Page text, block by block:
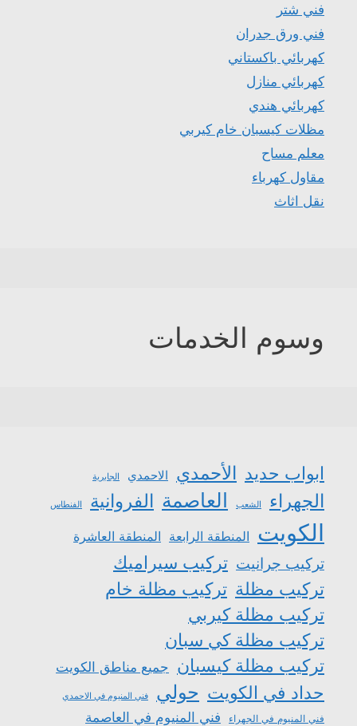
فني شتر
فني ورق جدران
كهربائي باكستاني
كهربائي منازل
كهربائي هندي
مظلات كيسبان خام كيربي
معلم مساح
مقاول كهرباء
نقل اثاث
وسوم الخدمات
ابواب حديد الأحمدي الاحمدي الجابرية
الجهراء الشعب العاصمة الفروانية الفنطاس
الكويت المنطقة الرابعة المنطقة العاشرة
تركيب جرانيت تركيب سيراميك
تركيب مظلة تركيب مظلة خام
تركيب مظلة كيربي
تركيب مظلة كي سبان
تركيب مظلة كيسبان جميع مناطق الكويت
حداد في الكويت حولي فني المنيوم في الاحمدي
فني المنيوم في الجهراء فني المنيوم في العاصمة